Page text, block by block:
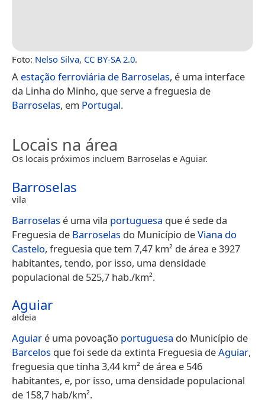
Foto: Nelso Silva, CC BY-SA 2.0.
A estação ferroviária de Barroselas, é uma interface
da Linha do Minho, que serve a freguesia de
Barroselas, em Portugal.
Locais na área
Os locais próximos incluem Barroselas e Aguiar.
Barroselas
vila
Barroselas é uma vila portuguesa que é sede da
Freguesia de Barroselas do Município deViana do
Castelo, freguesia que tem 7,47 km² de área e 3927
habitantes, tendo, por isso, uma densidade
populacional de 525,7 hab./km².
Aguiar
aldeia
Aguiar é uma povoação portuguesa do Município de
Barcelos que foi sede da extinta Freguesia deAguiar,
freguesia que tinha 3,44 km² de área e 546
habitantes, e, por isso, uma densidade populacional
de 158,7 hab/km².